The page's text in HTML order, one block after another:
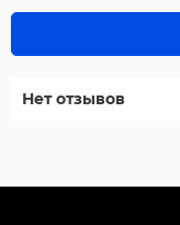
Нет отзывов